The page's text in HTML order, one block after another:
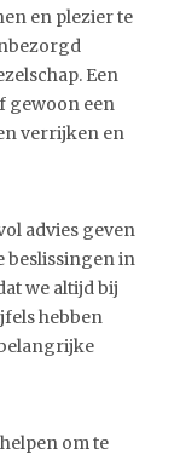
en plezier te
Een
gewoon een
verrijken en
advies geven
beslissingen in
we altijd bij
hebben
om te